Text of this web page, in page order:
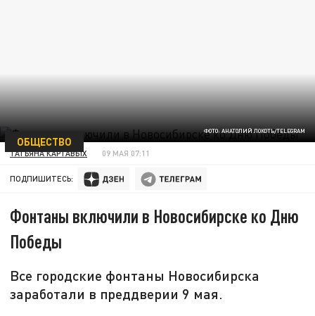
ФОТО: АНАТОЛИЙ ЛОКОТЬ/TELEGRAM
ОБЩЕСТВО
ТАТЬЯНА КАРТАВЫХ 09 МАЯ 07:11
ПОДПИШИТЕСЬ:
Фонтаны включили в Новосибирске ко Дню
Победы
Все городские фонтаны Новосибирска
заработали в преддверии 9 мая.